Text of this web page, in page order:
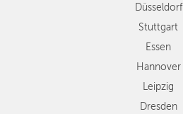
NÜRNBERG
ZÜRICH
Nürnberg
Wien
Zürich
Andere
Regionen
Düsseldorf
Stuttgart
Essen
Hannover
Leipzig
Dresden